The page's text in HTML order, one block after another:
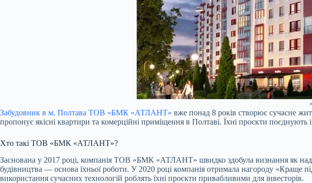
Забудовник в м. Полтава ТОВ «БМК «АТЛАНТ» вже понад 8 років створює сучасне
пропонує якісні квартири та комерційні приміщення в Полтаві. Їхні проєкти
Хто такі ТОВ «БМК «АТЛАНТ»?
Заснована у 2017 році, компанія ТОВ «БМК «АТЛАНТ» швидко здобула визнання як
будівництва — основа їхньої роботи. У 2020 році компанія отримала нагороду «Краще
використання сучасних технологій роблять їхні проєкти привабливими для інвесторів.